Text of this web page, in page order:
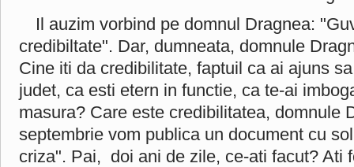
Il auzim vorbind pe domnul Dragnea:
credibiltate". Dar, dumneata, domnule
Cine iti da credibilitate, faptuil ca ai ajuns
judet, ca esti etern in functie, ca te-ai
masura? Care este credibilitatea, domnule
septembrie vom publica un document cu
criza". Pai, doi ani de zile, ce-ati facut? Ati